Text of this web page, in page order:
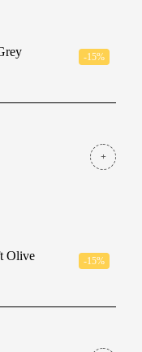
-15%
-15%